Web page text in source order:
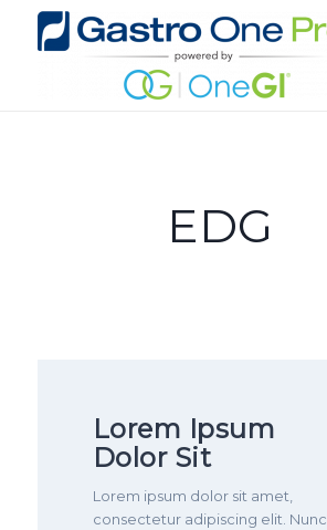
EDG
Lorem Ipsum
Dolor Sit
Lorem ipsum dolor sit amet,
consectetur adipiscing elit. Nunc